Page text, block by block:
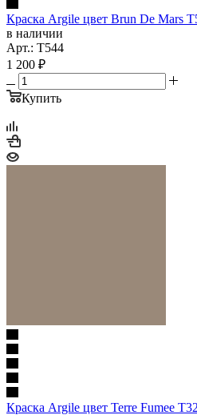
Краска Argile цвет Brun De Mars
в наличии
Арт.: T544
1 200 ₽
Купить
Краска Argile цвет Terre Fumee